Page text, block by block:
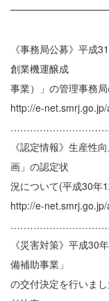
《事務局公募》平成
創業機運醸成
事業）」の管理事務
http://e-
《認定情報》生産性
画」の認定状
況について(平成30年
http://e-
《災害対策》平成30
備補助事業」
の交付決定を行いま